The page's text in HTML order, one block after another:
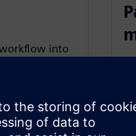
into
MyRobot
kinematics.​